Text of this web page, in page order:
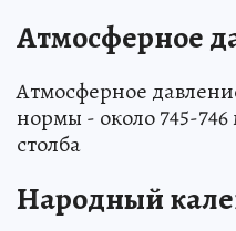
Атмосферное
Атмосферное
нормы - около 745-
столба
Народный